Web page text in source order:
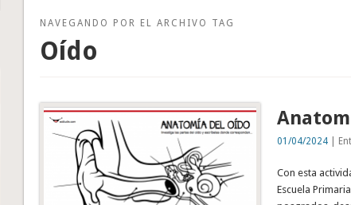
NAVEGANDO POR EL ARCHIVO TAG
Oído
01/04/2024|
Con esta
Escuela